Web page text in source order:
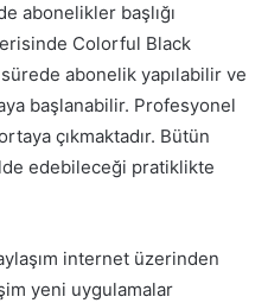
abonelikler başlığı
Colorful Black
abonelik yapılabilir ve
başlanabilir. Profesyonel
çıkmaktadır. Bütün
edebileceği pratiklikte
internet üzerinden
yeni uygulamalar